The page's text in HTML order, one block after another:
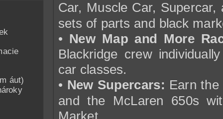
áut)
Car, Muscle Car,
sets of parts and black
• New Map and More
Blackridge crew
car classes.
• New Supercars: Earn
and the McLaren 650s
Market.